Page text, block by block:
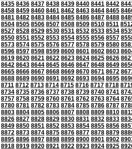
8435 8436 8437 8438 8439 8440 8441 8442
8458 8459 8460 8461 8462 8463 8464 8465
8481 8482 8483 8484 8485 8486 8487 8488
8504 8505 8506 8507 8508 8509 8510 8511
8527 8528 8529 8530 8531 8532 8533 8534
8550 8551 8552 8553 8554 8555 8556 8557
8573 8574 8575 8576 8577 8578 8579 8580
8596 8597 8598 8599 8600 8601 8602 8603
8619 8620 8621 8622 8623 8624 8625 8626
8642 8643 8644 8645 8646 8647 8648 8649
8665 8666 8667 8668 8669 8670 8671 8672
8688 8689 8690 8691 8692 8693 8694 8695
8711 8712 8713 8714 8715 8716 8717 8718
8734 8735 8736 8737 8738 8739 8740 8741
8757 8758 8759 8760 8761 8762 8763 8764
8780 8781 8782 8783 8784 8785 8786 8787
8803 8804 8805 8806 8807 8808 8809 8810
8826 8827 8828 8829 8830 8831 8832 8833
8849 8850 8851 8852 8853 8854 8855 8856
8872 8873 8874 8875 8876 8877 8878 8879
8895 8896 8897 8898 8899 8900 8901 8902
8918 8919 8920 8921 8922 8923 8924 8925